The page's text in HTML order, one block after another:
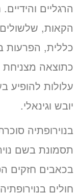
הרגליים
הקאות,
כללית, הפרעות
כתוצאה מצניחת
עלולות להופיע
יובש וגינאלי.
בנוירופתיה
תסמונת בשם
בכאבים חזקים
חולים